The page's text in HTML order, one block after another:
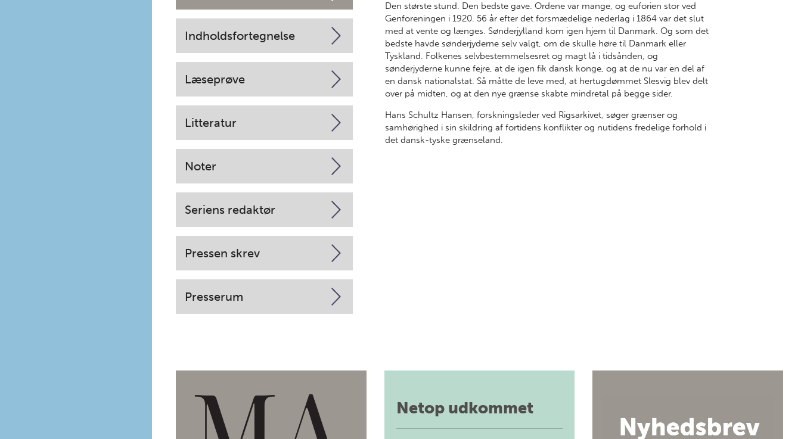
Indholdsfortegnelse
Læseprøve
Litteratur
Noter
Seriens redaktør
Pressen skrev
Presserum
Den største stund. Den bedste gave. Ordene var mange, og euforien stor ved
Genforeningen i 1920. 56 år efter det forsmædelige nederlag i 1864 var det slut
med at vente og længes. Sønderjylland kom igen hjem til Danmark. Og som det
bedste havde sønderjyderne selv valgt, om de skulle høre til Danmark eller
Tyskland. Folkenes selvbestemmelsesret og magt lå i tidsånden, og
sønderjyderne kunne fejre, at de igen fik dansk konge, og at de nu var en del af
en dansk nationalstat. Så måtte de leve med, at hertugdømmet Slesvig blev delt
over på midten, og at den nye grænse skabte mindretal på begge sider.
Hans Schultz Hansen, forskningsleder ved Rigsarkivet, søger grænser og
samhørighed i sin skildring af fortidens konflikter og nutidens fredelige forhold i
det dansk-tyske grænseland.
Netop udkommet